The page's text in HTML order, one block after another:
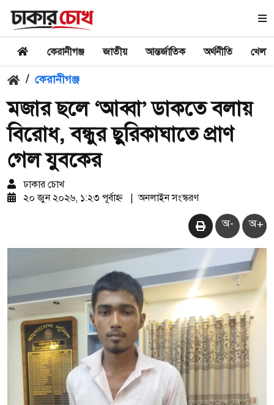
কেরানীগঞ্জ জাতীয় আন্তর্জাতিক অর্থনীতি খেলা
/ কেরানীগঞ্জ
মজার ছলে ‘আব্বা’ ডাকতে বলায়
বিরোধ, বন্ধুর ছুরিকাঘাতে প্রাণ
গেল যুবকের
ঢাকার চোখ
২০ জুন ২০২৬, ১:২৩ পূর্বাহ্ন
অনলাইন সংস্করণ
অ- অ+